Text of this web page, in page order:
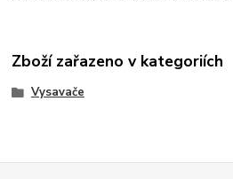
Zboží zařazeno v kategoriích
Vysavače